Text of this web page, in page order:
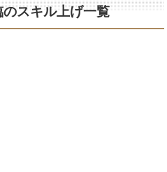
スキル上げ一覧